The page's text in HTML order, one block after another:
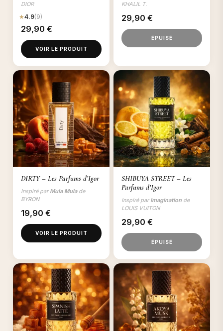
DIOR
★4.9(9)
29,90 €
VOIR LE PRODUIT
KHALIL T.
29,90 €
ÉPUISÉ
DIRTY – Les Parfums d’Igor
Inspiré par Mula Mulade
BYRON
19,90 €
VOIR LE PRODUIT
SHIBUYA STREET – Les
Parfums d’Igor
Inspiré par Imagination de
LOUIS VUITON
29,90 €
ÉPUISÉ